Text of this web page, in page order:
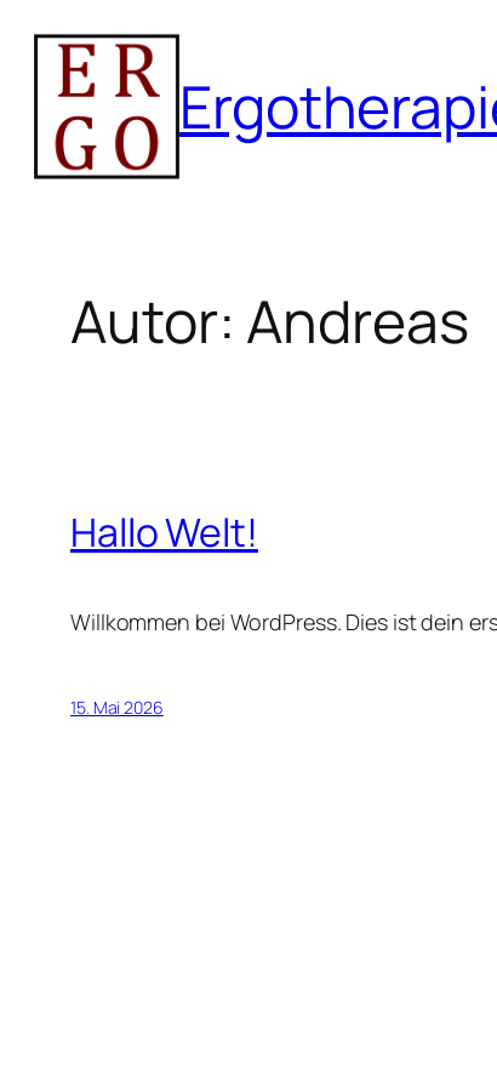
Zum
Inhalt
springen
Autor: Andreas
Hallo Welt!
Willkommen bei WordPress. Dies ist dein
15. Mai 2026